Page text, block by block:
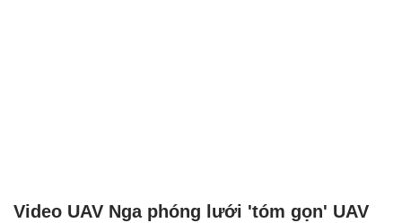
Video UAV Nga phóng lưới 'tóm gọn' UAV